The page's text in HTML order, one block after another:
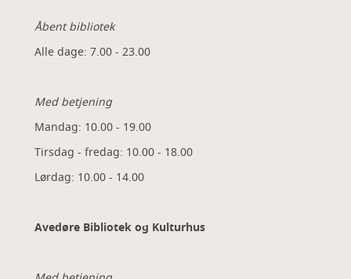
Åbent bibliotek
Alle dage: 7.00 - 23.00
Med betjening
Mandag: 10.00 - 19.00
Tirsdag - fredag: 10.00 - 18.00
Lørdag: 10.00 - 14.00
Avedøre Bibliotek og Kulturhus